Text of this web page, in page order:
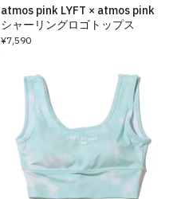
atmos pink LYFT × atmos pink
シャーリングロゴトップス
¥7,590